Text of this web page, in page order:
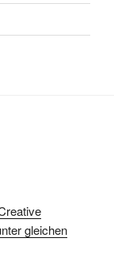
gleichen